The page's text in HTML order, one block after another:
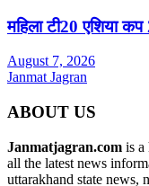
महिला टी20 एशिया
August 7, 2026
Janmat Jagran
ABOUT US
Janmatjagran.com is a
all the latest news
uttarakhand state news,